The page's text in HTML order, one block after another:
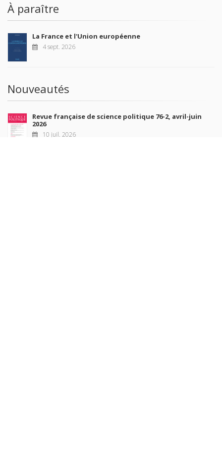
À paraître
La France et l'Union européenne
4 sept. 2026
Nouveautés
Revue française de science politique 76-2, avril-juin
2026
10 juil. 2026